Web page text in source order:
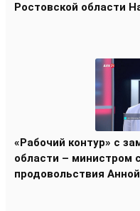
Ростовской области
«Рабочий контур» с
области – министром
продовольствия